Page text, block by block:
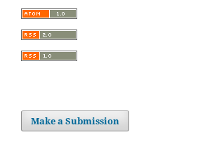
Make a Submission